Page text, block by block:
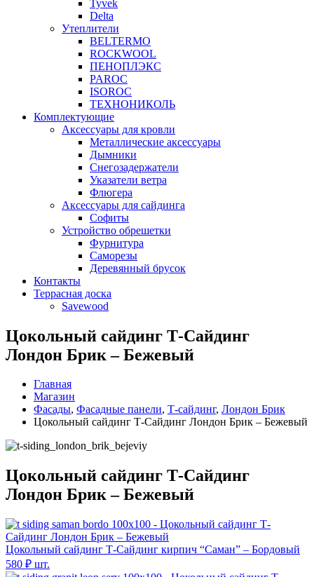
Tyvek
Delta
Утеплители
BELTERMO
ROCKWOOL
ПЕНОПЛЭКС
PAROC
ISOROC
ТЕХНОНИКОЛЬ
Комплектующие
Аксессуары для кровли
Металлические аксессуары
Дымники
Снегозадержатели
Указатели ветра
Флюгера
Аксессуары для сайдинга
Софиты
Устройство обрешетки
Фурнитура
Саморезы
Деревянный брусок
Контакты
Террасная доска
Savewood
Цокольный сайдинг Т-Сайдинг
Лондон Брик – Бежевый
Главная
Магазин
Фасады, Фасадные панели, Т-сайдинг, Лондон Брик
Цокольный сайдинг Т-Сайдинг Лондон Брик – Бежевый
Цокольный сайдинг Т-Сайдинг
Лондон Брик – Бежевый
Цокольный сайдинг Т-Сайдинг кирпич “Саман” – Бордовый
580 ₽ шт.